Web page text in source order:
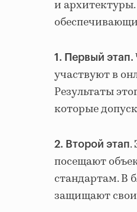
и архитектуры.
1. Первый этап.
участвуют в
Результаты
которые
2. Второй этап.
посещают
стандартам. В
защищают